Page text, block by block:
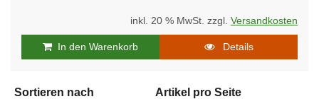
inkl. 20 % MwSt. zzgl. Versandkosten
In den Warenkorb Details
Sortieren nach Artikel pro Seite